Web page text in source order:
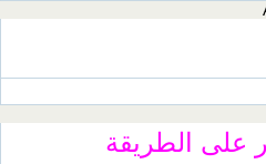
على الطريقة